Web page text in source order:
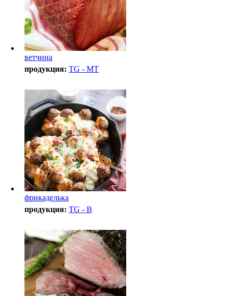
ветчина
продукция: TG - MT
фрикаделька
продукция: TG - B